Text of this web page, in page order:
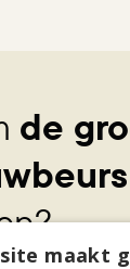
de
maakt